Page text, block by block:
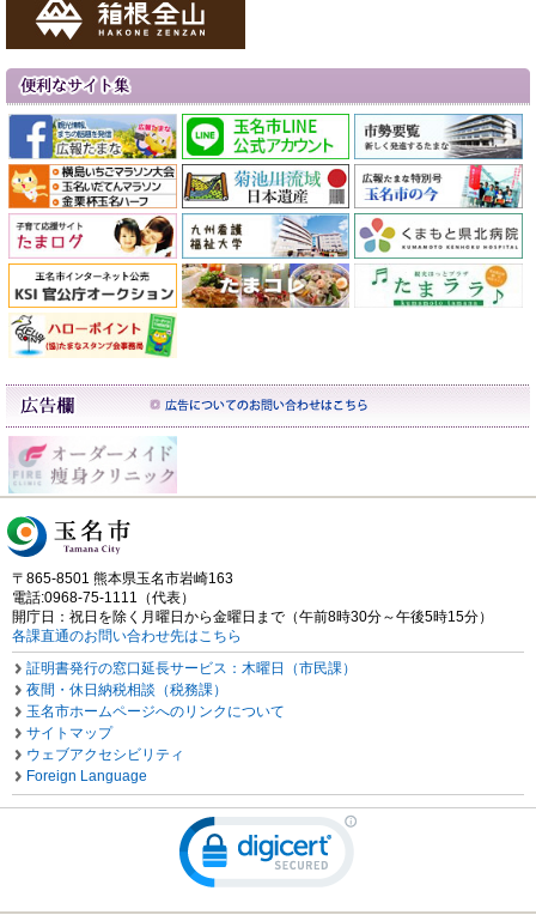
〒865-8501 熊本県玉名市岩崎163
電話:0968-75-1111（代表）
開庁日：祝日を除く月曜日から金曜日まで（午前8時30分～午後5時15分）
各課直通のお問い合わせ先はこちら
証明書発行の窓口延長サービス：木曜日（市民課）
夜間・休日納税相談（税務課）
玉名市ホームページへのリンクについて
サイトマップ
ウェブアクセシビリティ
Foreign Language